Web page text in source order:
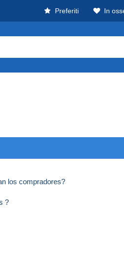
Preferiti In
los compradores?
?